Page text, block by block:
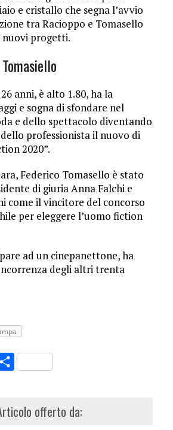
e cristallo che segna l’avvio
tra Racioppo e Tomasello
nuovi progetti.
anni, è alto 1.80, ha la
e sogna di sfondare nel
e dello spettacolo diventando
professionista il nuovo di
2020”.
Federico Tomasello è stato
di giuria Anna Falchi e
come il vincitore del concorso
per eleggere l’uomo fiction
ad un cinepanettone, ha
degli altri trenta
Share
offerto da: